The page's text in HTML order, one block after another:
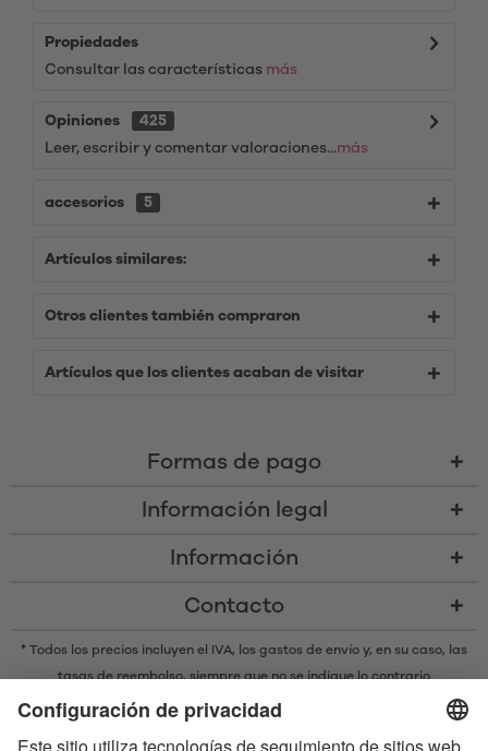
Propiedades
Consultar las características más
Opiniones
425
Leer, escribir y comentar valoraciones...más
accesorios 5
Artículos similares:
Otros clientes también compraron
Artículos que los clientes acaban de visitar
Formas de pago
Información legal
Información
Contacto
* Todos los precios incluyen el IVA, los gastos de envío y, en su caso, las
tasas de reembolso, siempre que no se indique lo contrario
* La marca denominativa y los logotipos Bluetooth® son marcas